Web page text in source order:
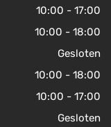
10:00 - 17:00
10:00 - 18:00
Gesloten
10:00 - 18:00
10:00 - 17:00
Gesloten